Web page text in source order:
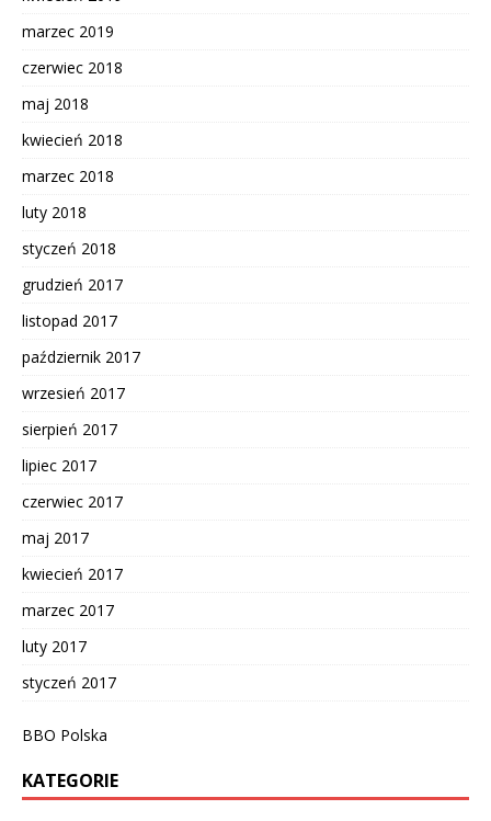
marzec 2019
czerwiec 2018
maj 2018
kwiecień 2018
marzec 2018
luty 2018
styczeń 2018
grudzień 2017
listopad 2017
październik 2017
wrzesień 2017
sierpień 2017
lipiec 2017
czerwiec 2017
maj 2017
kwiecień 2017
marzec 2017
luty 2017
styczeń 2017
BBO Polska
KATEGORIE